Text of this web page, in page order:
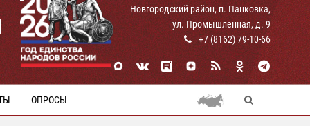
Новгородский район, п. Панковка,
ул. Промышленная, д. 9
+7 (8162) 79-10-66
ОПРОСЫ